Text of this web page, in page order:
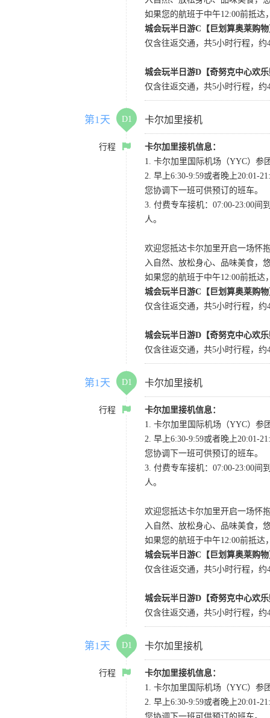
如果您的航班于中午12:00前抵
城会玩半日游C【巨划算奥莱购
仅含往返交通，共5小时行程，
城会玩半日游D【奇努克中心欢
仅含往返交通，共5小时行程，
第1天 D1 卡尔加里接机
行程
卡尔加里接机信息：
1. 卡尔加里国际机场（YYC）参
2. 早上6:30-9:59或者晚上20:01-
您协调下一班可供预订的班车。
3. 付费专车接机：07:00-23:00间
人。
欢迎您抵达卡尔加里开启一场怀
入自然、放松身心、品味美食，
如果您的航班于中午12:00前抵
城会玩半日游C【巨划算奥莱购
仅含往返交通，共5小时行程，
城会玩半日游D【奇努克中心欢
仅含往返交通，共5小时行程，
第1天 D1 卡尔加里接机
行程
卡尔加里接机信息：
1. 卡尔加里国际机场（YYC）参
2. 早上6:30-9:59或者晚上20:01-
您协调下一班可供预订的班车。
3. 付费专车接机：07:00-23:00间
人。
欢迎您抵达卡尔加里开启一场怀
入自然、放松身心、品味美食，
如果您的航班于中午12:00前抵
城会玩半日游C【巨划算奥莱购
仅含往返交通，共5小时行程，
城会玩半日游D【奇努克中心欢
仅含往返交通，共5小时行程，
第1天 D1 卡尔加里接机
行程
卡尔加里接机信息：
1. 卡尔加里国际机场（YYC）参
2. 早上6:30-9:59或者晚上20:01-